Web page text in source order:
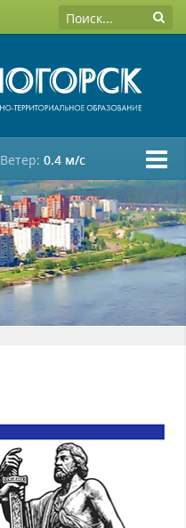
Ветер: 0.4 м/c